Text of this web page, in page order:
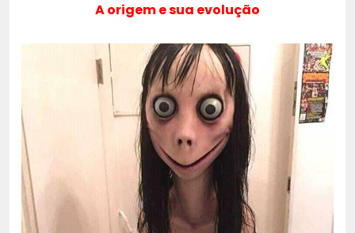
A origem e sua evolução